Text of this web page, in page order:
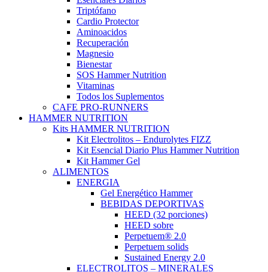
Triptófano
Cardio Protector
Aminoacidos
Recuperación
Magnesio
Bienestar
SOS Hammer Nutrition
Vitaminas
Todos los Suplementos
CAFE PRO-RUNNERS
HAMMER NUTRITION
Kits HAMMER NUTRITION
Kit Electrolitos – Endurolytes FIZZ
Kit Esencial Diario Plus Hammer Nutrition
Kit Hammer Gel
ALIMENTOS
ENERGIA
Gel Energético Hammer
BEBIDAS DEPORTIVAS
HEED (32 porciones)
HEED sobre
Perpetuem® 2.0
Perpetuem solids
Sustained Energy 2.0
ELECTROLITOS – MINERALES